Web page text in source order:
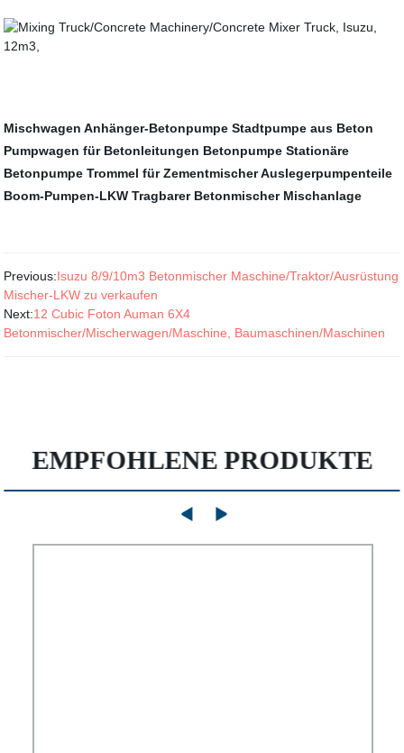
Mischwagen Anhänger-Betonpumpe Stadtpumpe aus Beton
Pumpwagen für Betonleitungen Betonpumpe Stationäre
Betonpumpe Trommel für ZementmischerAuslegerpumpenteile
Boom-Pumpen-LKW Tragbarer Betonmischer Mischanlage
Previous:Isuzu 8/9/10m3 Betonmischer Maschine/Traktor/Ausrüstung
Mischer-LKW zu verkaufen
Next:12 Cubic Foton Auman 6X4
Betonmischer/Mischerwagen/Maschine, Baumaschinen/Maschinen
EMPFOHLENE PRODUKTE